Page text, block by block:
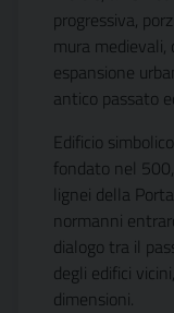
progressiva,
mura
espansione
antico passato
Edificio
fondato nel
lignei della
normanni
dialogo tra il
degli edifici
dimensioni.